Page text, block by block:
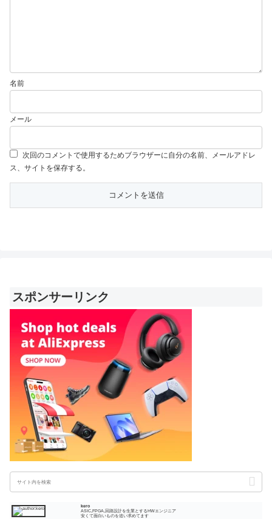
名前
メール
次回のコメントで使用するためブラウザーに自分の名前、メールアドレ
ス、サイトを保存する。
スポンサーリンク
kero
ASIC,FPGA,回路設計を生業とするHWエンジニア
安くて面白いものを追い求めてます